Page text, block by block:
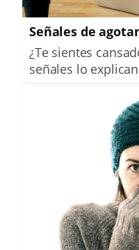
Señales de
¿Te sientes
señales lo explican